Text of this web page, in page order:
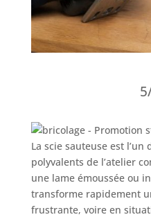
La scie sauteuse est l’un
polyvalents de l’atelier
une lame émoussée ou
transforme rapidement
frustrante, voire en